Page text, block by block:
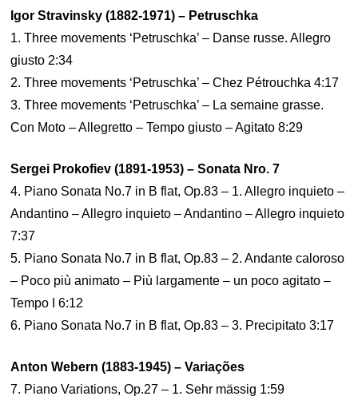
Igor Stravinsky (1882-1971) – Petruschka
1. Three movements ‘Petruschka’ – Danse russe. Allegro
giusto 2:34
2. Three movements ‘Petruschka’ – Chez Pétrouchka 4:17
3. Three movements ‘Petruschka’ – La semaine grasse.
Con Moto – Allegretto – Tempo giusto – Agitato 8:29
Sergei Prokofiev (1891-1953) – Sonata Nro. 7
4. Piano Sonata No.7 in B flat, Op.83 – 1. Allegro inquieto –
Andantino – Allegro inquieto – Andantino – Allegro inquieto
7:37
5. Piano Sonata No.7 in B flat, Op.83 – 2. Andante caloroso
– Poco più animato – Più largamente – un poco agitato –
Tempo I 6:12
6. Piano Sonata No.7 in B flat, Op.83 – 3. Precipitato 3:17
Anton Webern (1883-1945) – Variações
7. Piano Variations, Op.27 – 1. Sehr mässig 1:59